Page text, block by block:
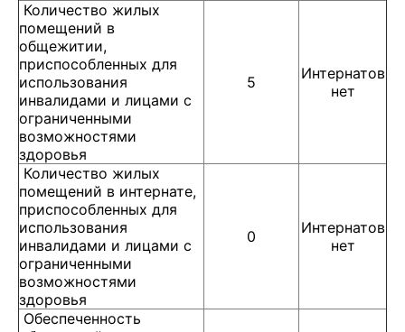
Количество жилых
помещений в
общежитии,
приспособленных для
использования
инвалидами и лицами с
ограниченными
возможностями
здоровья
5
Интернатов
нет
Количество жилых
помещений в интернате,
приспособленных для
использования
инвалидами и лицами с
ограниченными
возможностями
здоровья
0
Интернатов
нет
Обеспеченность